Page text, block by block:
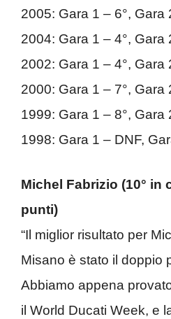
2005: Gara 1 – 6°, Gara
2004: Gara 1 – 4°, Gara
2002: Gara 1 – 4°, Gara
2000: Gara 1 – 7°, Gara
1999: Gara 1 – 8°, Gara
1998: Gara 1 – DNF,
Michel Fabrizio (10° in
punti)
“Il miglior risultato per
Misano è stato il doppio
Abbiamo appena
il World Ducati Week, e